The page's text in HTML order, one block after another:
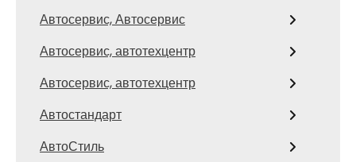
Автосервис, Автосервис
Автосервис, автотехцентр
Автосервис, автотехцентр
Автостандарт
АвтоСтиль